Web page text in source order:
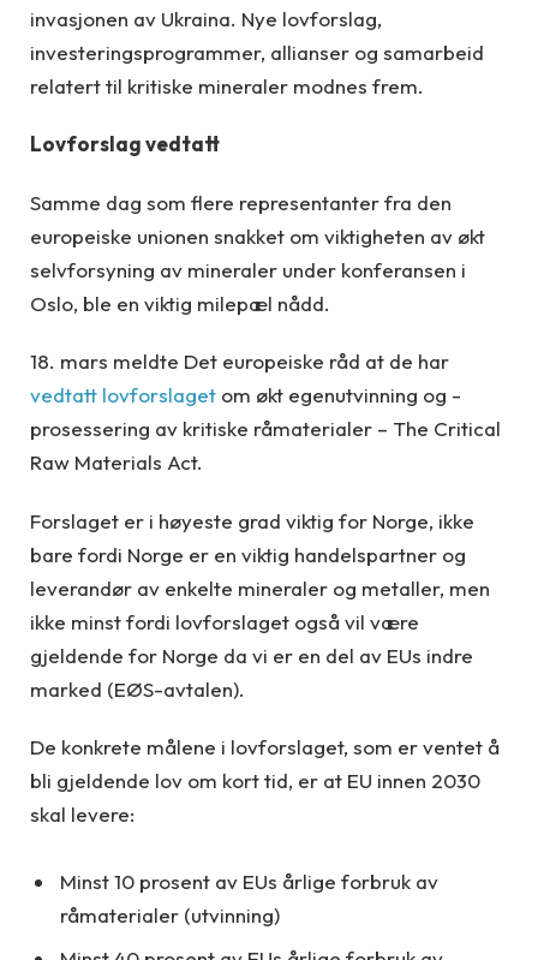
invasjonen av Ukraina. Nye lovforslag,
investeringsprogrammer, allianser og samarbeid
relatert til kritiske mineraler modnes frem.
Lovforslag vedtatt
Samme dag som flere representanter fra den
europeiske unionen snakket om viktigheten av økt
selvforsyning av mineraler under konferansen i
Oslo, ble en viktig milepæl nådd.
18. mars meldte Det europeiske råd at de har
vedtatt lovforslaget om økt egenutvinning og -
prosessering av kritiske råmaterialer – The Critical
Raw Materials Act.
Forslaget er i høyeste grad viktig for Norge, ikke
bare fordi Norge er en viktig handelspartner og
leverandør av enkelte mineraler og metaller, men
ikke minst fordi lovforslaget også vil være
gjeldende for Norge da vi er en del av EUs indre
marked (EØS-avtalen).
De konkrete målene i lovforslaget, som er ventet å
bli gjeldende lov om kort tid, er at EU innen 2030
skal levere:
Minst 10 prosent av EUs årlige forbruk av
råmaterialer (utvinning)